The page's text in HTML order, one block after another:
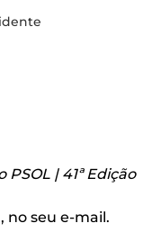
| 41ª Edição
no seu e-mail.